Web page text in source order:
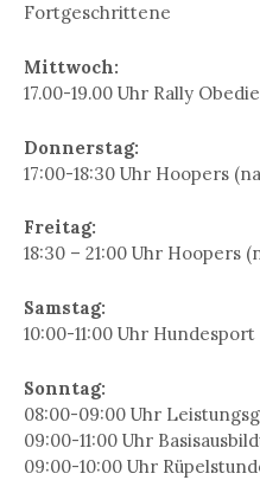
Fortgeschrittene
Mittwoch:
17.00-19.00 Uhr Rally
Donnerstag:
17:00-18:30 Uhr Hoopers
Freitag:
18:30 – 21:00 Uhr Hoopers
Samstag:
10:00-11:00 Uhr
Sonntag:
08:00-09:00 Uhr
09:00-11:00 Uhr
09:00-10:00 Uhr